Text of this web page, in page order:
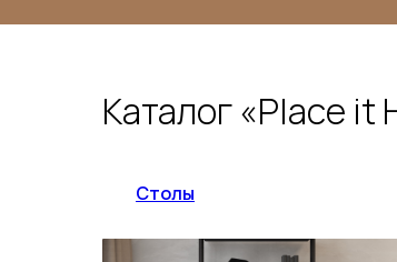
Каталог «Place it
Столы